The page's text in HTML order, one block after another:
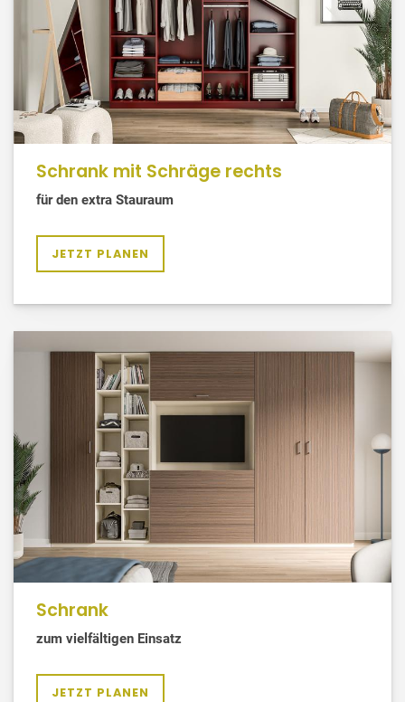
Schrank mit Schräge rechts
für den extra Stauraum
JETZT PLANEN
Schrank
zum vielfältigen Einsatz
JETZT PLANEN